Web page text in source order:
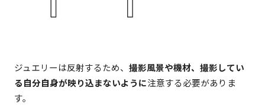
ジュエリーは反射するため、 撮影風景や機材、撮影してい
る自分自身が映り込まないように注意する必要がありま
す。